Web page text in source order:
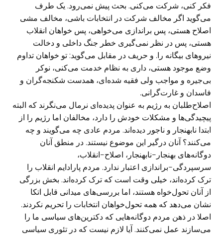
فکر کنی، شرکت می‌کنی. بحث پیش نمی‌رود. یک طرف
می‌گوید اگر مخالف شرکت در انتخابات باشی، مخالف مشی
اصلاح هستی، پس براندازی می‌خواهی، پس خواهان انقلاب
هستی، پس در نظر نمی‌گیری خطر جنگ داخلی و دخالت
نیروهای بیگانه را. و حریف در مقابل می‌گوید: تو خواهان تداوم
وضع موجود هستی، داری به نظام خدمت می‌کنی، نوکر
بی‌جیره و مواجب ولی فقیه شده‌ای، همدست شکنجه‌گران و
فاسدان و غارت‌گرانی.
اصلاح‌طلبان به رژیم به عنوان پدیده‌ای نرمال می‌نگرند که البته
پیچیدگی‌ها و مشکلات خودش را دارد، مخالفان اما رژیم را از
ابتدا نابهنجار و ناجور دیده‌اند. مردم عادی چه می‌گویند و چه
می‌کنند؟ آنان درگیر این موضوع نیستند. در منطق آنان
دوگانه‌های بهنجار−نابهنجار، اصلاح−انقلاب،
سرسپردگی−براندازی اعتبار ندارد. مردم پارادایم انقلاب را
ترک کرده‌اند، خیلی وقت است که ترک کرده‌اند. بخش بزرگی
از آنان تحول‌خواه هستند، اما بررسی‌های میدانی قابل اتکا
نشان می‌دهد که همه تحول‌خواهان انتخابات را تحریم نکردند.
اصلا در ذهن مردم دوگانه‌هایی که دکترین‌های سیاسی ما را
می‌سازند عمل نمی‌کنند. آیا لازم نیست که در تئوری سیاسی